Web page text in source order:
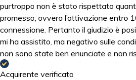
purtroppo non è stato rispettato
promesso, ovvero l’attivazione entro
connessione. Pertanto il giudizio è
mi ha assistito, ma negativo sulle
non sono state ben enunciate e non
Acquirente verificato